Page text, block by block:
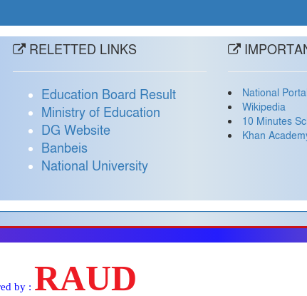
RELETTED LINKS
Education Board Result
Ministry of Education
DG Website
Banbeis
National University
National Portal
Wikipedia
10 Minutes
Khan
by : RAUD